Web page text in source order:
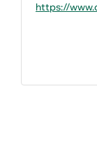
https://